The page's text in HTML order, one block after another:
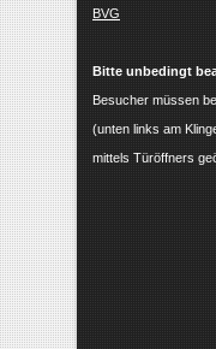
BVG
Bitte unbedingt
Besucher müssen
(unten links am
mittels Türöffners